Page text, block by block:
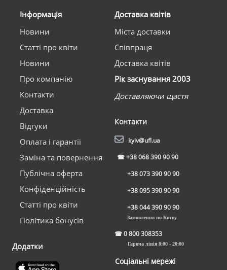
Інформація
Новини
Статті про квіти
Новини
Про компанію
Контакти
Доставка
Відгуки
Оплата і гарантії
Заміна та повернення
Публічна оферта
Конфіденційність
Статті про квіти
Політика бонусів
Додатки
Доставка квітів
Міста доставки
Співпраця
Доставка квітів
Рік заснування 2003
Доставляючи щастя
Контакти
kyiv@ufl.ua
☎+38 068 390 90 90
+38 073 390 90 90
+38 095 390 90 90
+38 044 390 90 90
Замовлення по Києву
☎0 800 308353
Гаряча лінія 8:00 - 20:00
Соціальні мережі